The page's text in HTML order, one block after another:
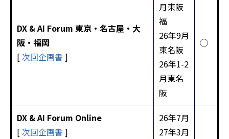
DX & AI Forum 東京・名古屋・大
阪・福岡
[次回企画書 ]
月東阪
福
26年9月
東名阪
26年1-2
月東名
阪
◯
DX & AI Forum Online
[次回企画書 ]
26年7月
27年3月